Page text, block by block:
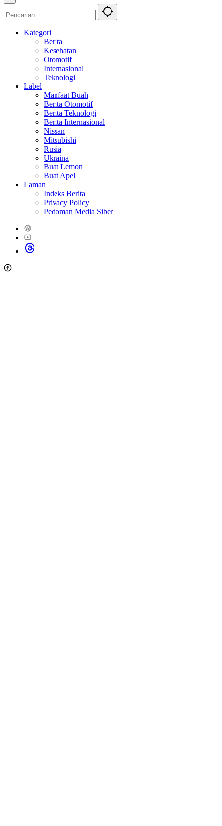
Kategori
Berita
Kesehatan
Otomotif
Internasional
Teknologi
Label
Manfaat Buah
Berita Otomotif
Berita Teknologi
Berita Internasional
Nissan
Mitsubishi
Rusia
Ukraina
Buat Lemon
Buat Apel
Laman
Indeks Berita
Privacy Policy
Pedoman Media Siber